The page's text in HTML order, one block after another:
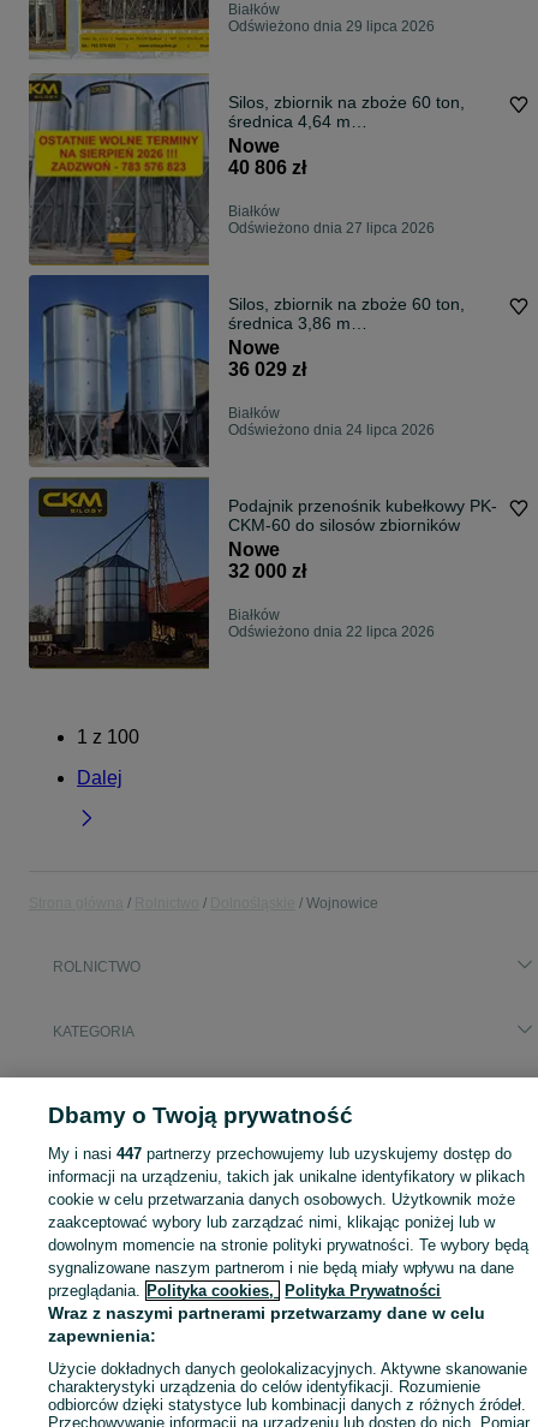
Białków
Odświeżono dnia 29 lipca 2026
Silos, zbiornik na zboże 60 ton,
średnica 4,64 m
POLSKI_NOWY_PRODUCENT_na
żniwa
Nowe
40 806 zł
Białków
Odświeżono dnia 27 lipca 2026
Silos, zbiornik na zboże 60 ton,
średnica 3,86 m
POLSKI_NOWY_PRODUCENT_na
żniwa
Nowe
36 029 zł
Białków
Odświeżono dnia 24 lipca 2026
Podajnik przenośnik kubełkowy PK-
CKM-60 do silosów zbiorników
Nowe
32 000 zł
Białków
Odświeżono dnia 22 lipca 2026
1 z 100
Dalej
Wojnowice
ROLNICTWO
KATEGORIA
Mapa kategorii
Mapa miejscowości
Mapa ministron
Popularne wyszukiwania
Dbamy o Twoją prywatność
My i nasi447 partnerzy przechowujemy lub uzyskujemy dostęp do
informacji na urządzeniu, takich jak unikalne identyfikatory w plikach
cookie w celu przetwarzania danych osobowych. Użytkownik może
zaakceptować wybory lub zarządzać nimi, klikając poniżej lub w
dowolnym momencie na stronie polityki prywatności. Te wybory będą
sygnalizowane naszym partnerom i nie będą miały wpływu na dane
przeglądania. Polityka cookies, Polityka Prywatności
Wraz z naszymi partnerami przetwarzamy dane w celu
zapewnienia:
Użycie dokładnych danych geolokalizacyjnych. Aktywne skanowanie
charakterystyki urządzenia do celów identyfikacji. Rozumienie
odbiorców dzięki statystyce lub kombinacji danych z różnych źródeł.
Przechowywanie informacji na urządzeniu lub dostęp do nich. Pomiar